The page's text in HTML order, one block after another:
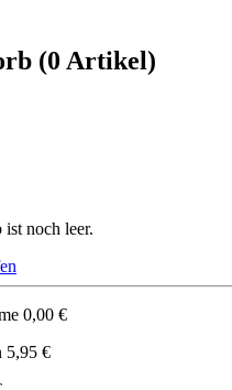
(0 Artikel)
noch leer.
0,00 €
5,95 €